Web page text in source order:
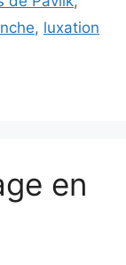
, luxation
en